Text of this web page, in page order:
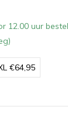
12.00 uur
€64,95